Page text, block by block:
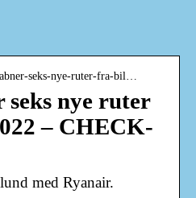
seks-nye-ruter-fra-bil…
seks nye ruter
– CHECK-
med Ryanair.